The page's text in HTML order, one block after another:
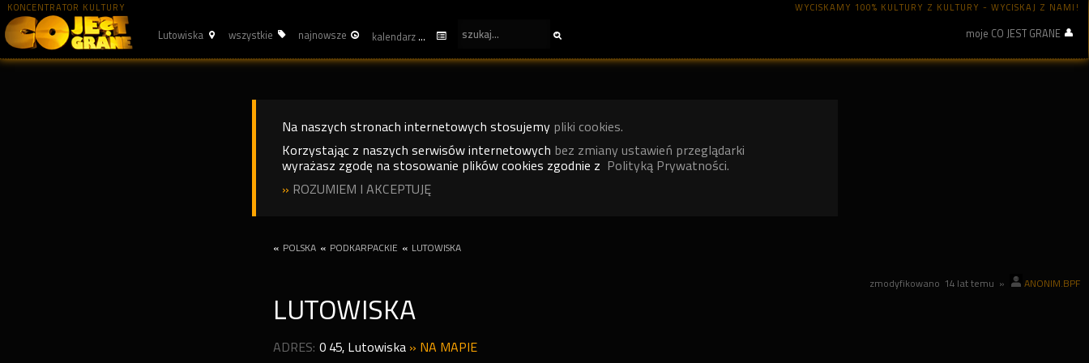
KONCENTRATOR KULTURY WYCISKAMY 100% KULTURY Z KULTURY - WYCISKAJ Z NAMI!
Lutowiska wszystkie najnowsze kalendarz moje CO JEST GRANE
Na naszych stronach internetowych stosujemy pliki cookies.
Korzystając z naszych serwisów internetowych bez zmiany ustawień przeglądarki
wyrażasz zgodę na stosowanie plików cookies zgodnie z Polityką Prywatności.
» ROZUMIEM I AKCEPTUJĘ
« POLSKA « PODKARPACKIE « LUTOWISKA
zmodyfikowano 14 lat temu » ANONIM.BPF
LUTOWISKA
ADRES: 0 45, Lutowiska » NA MAPIE